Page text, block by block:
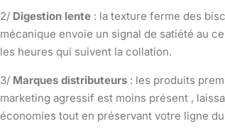
2/ Digestion lente : la texture ferme des
mécanique envoie un signal de satiété au
les heures qui suivent la collation.
3/ Marques distributeurs : les produits
marketing agressif est moins présent ,
économies tout en préservant votre ligne